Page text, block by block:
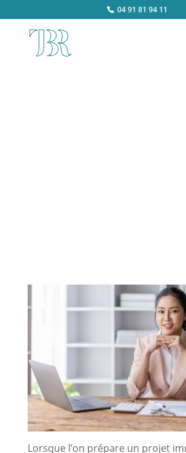
04 91 81 94 11
Lorsque l’on prépare un projet